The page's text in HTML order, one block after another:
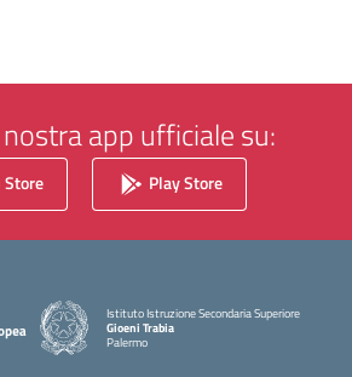
nostra app ufficiale su:
Store Play Store
Istituto Istruzione Secondaria Superiore
Gioeni Trabia
Palermo